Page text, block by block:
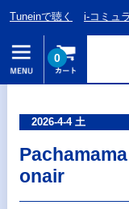
Tuneinで聴く i-コミュ
0
2026-4-4 土
onair